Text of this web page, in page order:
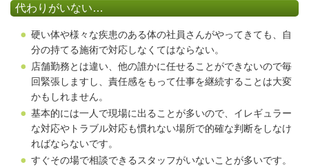
代わりがいない…
硬い体や様々な疾患のある体の社員さんがやってきても、自
分の持てる施術で対応しなくてはならない。
店舗勤務とは違い、他の誰かに任せることができないので毎
回緊張しますし、責任感をもって仕事を継続することは大変
かもしれません。
基本的には一人で現場に出ることが多いので、イレギュラー
な対応やトラブル対応も慣れない場所で的確な判断をしなけ
ればならないです。
すぐその場で相談できるスタッフがいないことが多いです。